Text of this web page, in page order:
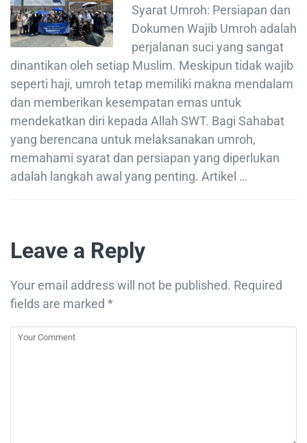
Syarat Umroh: Persiapan dan
Dokumen Wajib Umroh adalah
perjalanan suci yang sangat
dinantikan oleh setiap Muslim. Meskipun tidak wajib
seperti haji, umroh tetap memiliki makna mendalam
dan memberikan kesempatan emas untuk
mendekatkan diri kepada Allah SWT. Bagi Sahabat
yang berencana untuk melaksanakan umroh,
memahami syarat dan persiapan yang diperlukan
adalah langkah awal yang penting. Artikel …
Leave a Reply
Your email address will not be published. Required
fields are marked *